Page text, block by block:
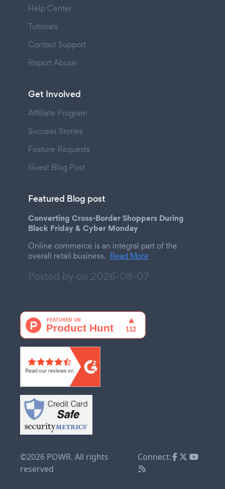
Help Center
Tutorials
Contact Support
Report Abuse
Get Involved
Affiliate Program
Success Stories
Feature Requests
Guest Blog Post
Featured Blog post
Converting Cross-Border Shoppers During
Black Friday & Cyber Monday
Online commerce is an integral part of the
overall retail business. Read More
Posted by on 2026-08-07
©2026 POWR. All rights
reserved
Connect: